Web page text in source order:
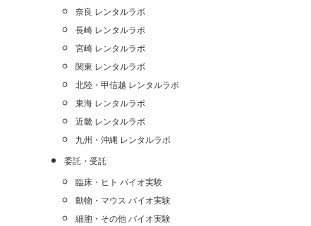
奈良 レンタルラボ
長崎 レンタルラボ
宮崎 レンタルラボ
関東 レンタルラボ
北陸・甲信越 レンタルラボ
東海 レンタルラボ
近畿 レンタルラボ
九州・沖縄 レンタルラボ
委託・受託
臨床・ヒト バイオ実験
動物・マウス バイオ実験
細胞・その他 バイオ実験